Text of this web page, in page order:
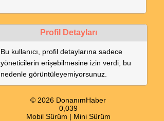
Profil Detayları
Bu kullanıcı, profil detaylarına sadece
yöneticilerin erişebilmesine izin verdi, bu
nedenle görüntüleyemiyorsunuz.
© 2026 DonanımHaber
0,039
Mobil Sürüm | Mini Sürüm